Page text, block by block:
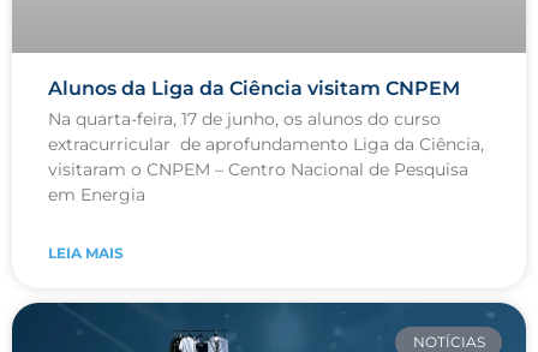
Alunos da Liga da Ciência visitam CNPEM
Na quarta-feira, 17 de junho, os alunos do curso
extracurricular de aprofundamento Liga da Ciência,
visitaram o CNPEM – Centro Nacional de Pesquisa
em Energia
LEIA MAIS
NOTÍCIAS